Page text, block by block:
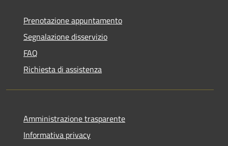
Prenotazione appuntamento
Segnalazione disservizio
FAQ
Richiesta di assistenza
Amministrazione trasparente
Informativa privacy